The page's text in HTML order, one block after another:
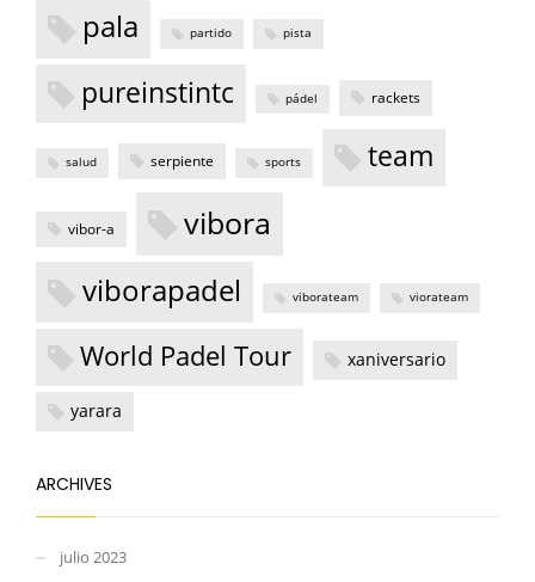
pala partido pista
pureinstintc pádel rackets
salud serpiente sports team
vibor-a vibora
viborapadel viborateam viorateam
World Padel Tour xaniversario
yarara
ARCHIVES
julio 2023